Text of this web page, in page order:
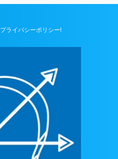
プライバシーポリシー!